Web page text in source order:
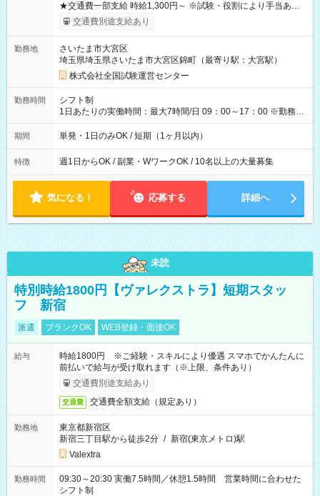
★交通費一部支給 時給1,300円～ ※試験・役割により手当あり
※勤務回数により昇給あり 【即給（前払い）オプションあ
り！】 希望される場合、勤務から1週間ほどで給与の一部を受け
例】 ・河合塾模擬試験 8:30～17:30（休憩1時間） 時給1,300円
×8時間＝日収10,400円＋交通費 ※当日の役割により時給＋100
円の場合あり ・国家試験 7:00～13:30（休憩なし） 時給1,300
円（役割手当＋100円）×6時間＝日収8,400円＋交通費 【試用期
間】試用期間なし
交通費別途支給あり
勤務地
さいたま市大宮区
埼玉県埼玉県さいたま市大宮区錦町（最寄り駅：大宮駅）
株式会社全国試験運営センター
勤務時間
シフト制
1日あたりの実働時間：最大7時間/日 09：00～17：00 ※勤務時
間は 試験により異なります。
期間 単発・1日のみOK / 短期（1ヶ月以内）
特徴 週1日からOK / 副業・WワークOK / 10名以上の大量募集
気になる！ 応募する 詳細へ
未読
特別時給1800円【ヴァレクストラ】短期スタッ
フ 新宿
派遣 ブランクOK WEB登録・面接OK
給与
時給1800円 ※ご経験・スキルにより優遇 スマホでかんたんに
前払いで給与が受け取れます（※上限、条件あり）
交通費別途支給あり
交通費 交通費全額支給（規定あり）
勤務地
東京都新宿区
新宿三丁目駅から徒歩2分 / 新宿(東京メトロ)駅
Valextra
勤務時間
09:30～20:30 実働7.5時間／休憩1.5時間 営業時間に合わせた
シフト制